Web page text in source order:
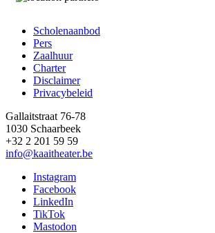
Footer
Scholenaanbod
Pers
Zaalhuur
Charter
Disclaimer
Privacybeleid
Gallaitstraat 76-78
1030 Schaarbeek
+32 2 201 59 59
info@kaaitheater.be
Instagram
Facebook
LinkedIn
TikTok
Mastodon